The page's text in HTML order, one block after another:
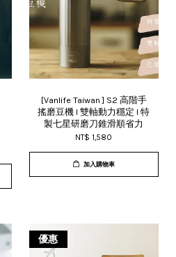
[Vanlife Taiwan ] S2 高階手
搖磨豆機 I 雙軸動力穩定 I 特
製七星研磨刀錐滑順省力
NT$ 1,580
加入購物車
優惠